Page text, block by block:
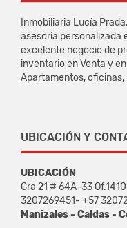
Inmobiliaria Lucía
asesoría personalizada
excelente negocio de
inventario en Venta y
Apartamentos, oficinas,
UBICACIÓN Y
UBICACIÓN
Cra 21 # 64A-33
3207269451- +57
Manizales - Caldas -